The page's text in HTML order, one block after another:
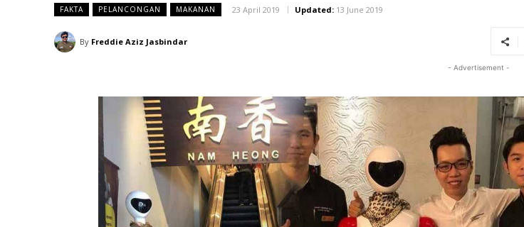
FAKTA PELANCONGAN MAKANAN 23 April 2019 Updated: 13 June 2019
By Freddie Aziz Jasbindar
- Advertisement -